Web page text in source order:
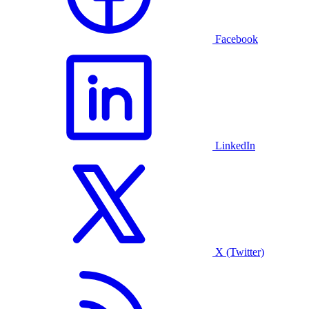
Facebook
LinkedIn
X (Twitter)